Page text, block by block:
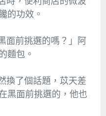
的功效。
面前挑選的嗎？」阿
麵包。
換了個話題，苡天差
黑面前挑選的，他也